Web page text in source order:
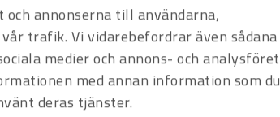
annonserna till användarna,
trafik. Vi vidarebefordrar även sådana
medier och annons- och
med annan information som du
deras tjänster.